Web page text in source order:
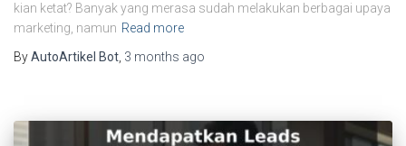
kian ketat? Banyak yang merasa sudah melakukan berbagai upaya
marketing, namun Read more
ByAutoArtikel Bot, 3 months ago